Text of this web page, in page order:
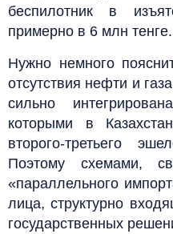
беспилотник в
примерно в 6 млн тенге.
Нужно немного
отсутствия нефти и
сильно
которыми в
второго-третьего
Поэтому схемами,
«параллельного
лица, структурно
государственных